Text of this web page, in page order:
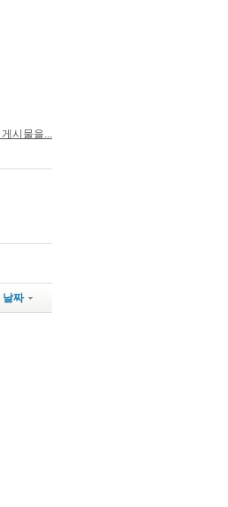
게시물을...
날짜
센터 연락처 SK KT LG
한' 전화, 범죄입증 안되면 추적도 불가?